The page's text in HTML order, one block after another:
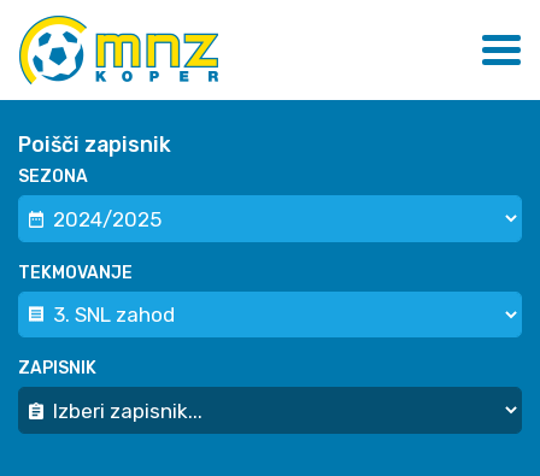
Poišči zapisnik
SEZONA
TEKMOVANJE
ZAPISNIK